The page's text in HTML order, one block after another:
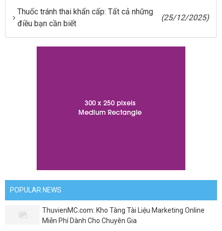
Thuốc tránh thai khẩn cấp: Tất cả những
điều bạn cần biết
(25/12/2025)
POPULAR NEWS
ThuvienMC.com: Kho Tàng Tài Liệu Marketing Online
Miễn Phí Dành Cho Chuyên Gia